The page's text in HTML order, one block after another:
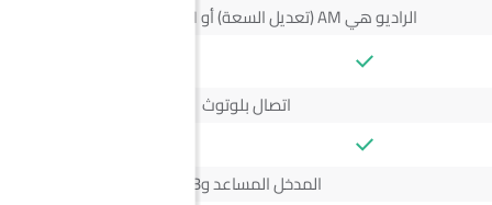
الراديو هي AM (تعديل السعة) أو FM (تضمين التردد)،
اتصال بلوتوث
المدخل المساعد وUSB